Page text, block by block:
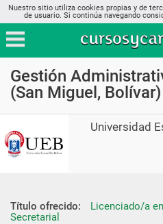
Nuestro sitio utiliza cookies propias y de
de usuario. Si continúa navegando
Gestión
(San Miguel, Bolívar)
Universidad
Título ofrecido:
Licenciado/a
Secretarial